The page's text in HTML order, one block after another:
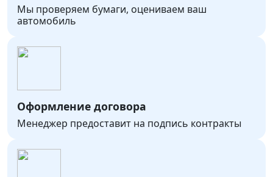
Мы проверяем бумаги, оцениваем ваш
автомобиль
Оформление договора
Менеджер предоставит на подпись контракты